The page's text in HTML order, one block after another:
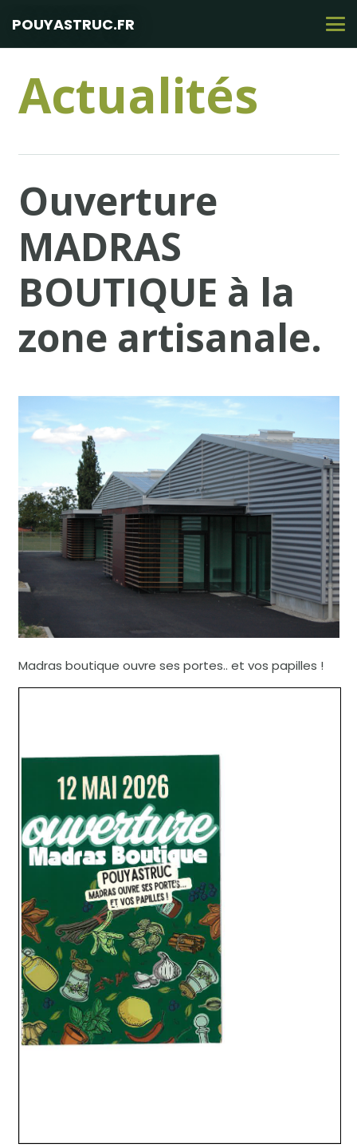
POUYASTRUC.FR
Actualités
Ouverture
MADRAS
BOUTIQUE à la
zone artisanale.
Madras boutique ouvre ses portes.. et vos papilles !